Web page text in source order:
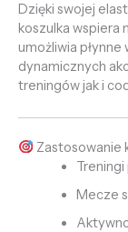
Dzięki swojej
koszulka wspiera
umożliwia
dynamicznych
treningów jak i
Zastosowanie
Treningi
Mecze